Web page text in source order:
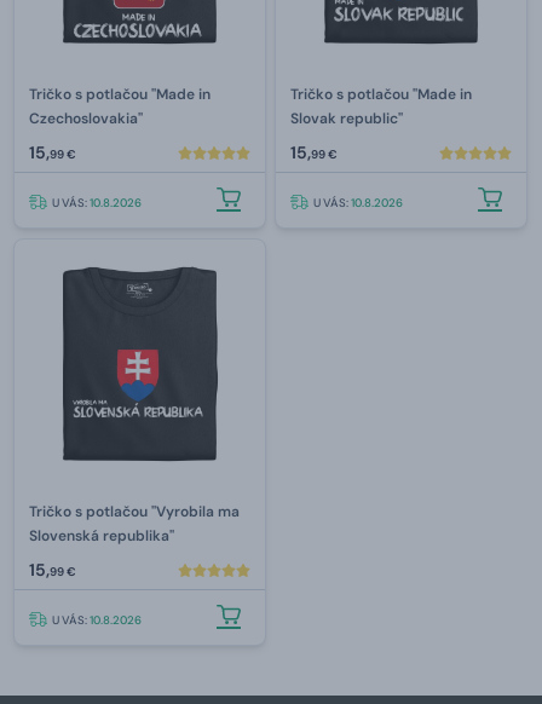
Tričko s potlačou "Made in
Czechoslovakia"
15,99 €
U VÁS:10.8.2026
Tričko s potlačou "Made in
Slovak republic"
15,99 €
U VÁS:10.8.2026
Tričko s potlačou "Vyrobila ma
Slovenská republika"
15,99 €
U VÁS:10.8.2026